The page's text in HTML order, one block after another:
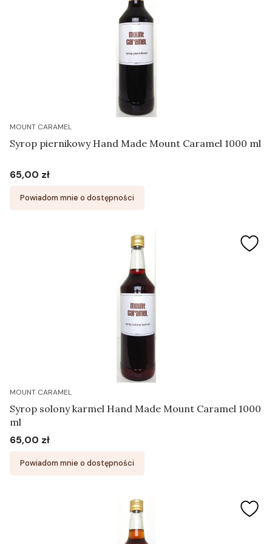
MOUNT CARAMEL
Syrop piernikowy Hand Made Mount Caramel 1000 ml
Cena
65,00 zł
Powiadom mnie o dostępności
MOUNT CARAMEL
Syrop solony karmel Hand Made Mount Caramel 1000
ml
Cena
65,00 zł
Powiadom mnie o dostępności